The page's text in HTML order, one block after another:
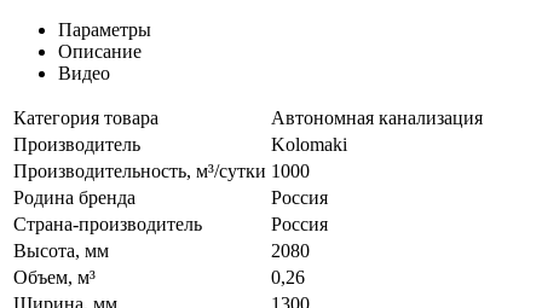
Параметры
Описание
Видео
Категория товара
Автономная канализация
Производитель
Kolomaki
Производительность, м³/сутки 1000
Родина бренда
Россия
Страна-производитель
Россия
Высота, мм
2080
Объем, м³
0,26
Ширина, мм
1300